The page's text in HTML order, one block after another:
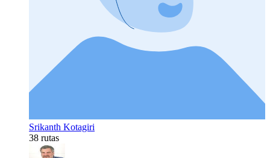
Srikanth Kotagiri
38 rutas